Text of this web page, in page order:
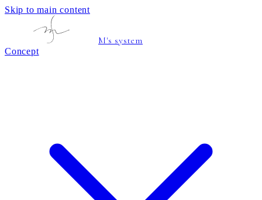
Skip to main content
M's system
Concept